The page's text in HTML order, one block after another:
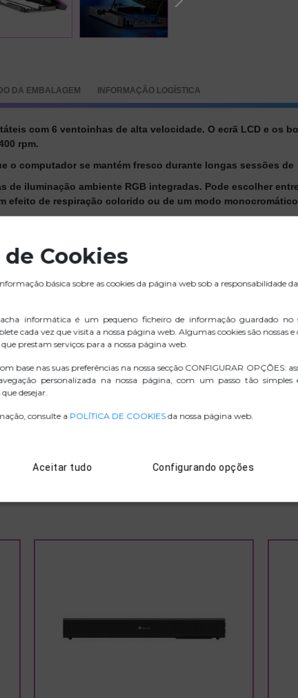
DA EMBALAGEM INFORMAÇÃO LOGÍSTICA
com 6 ventoinhas de alta velocidade. O ecrã LCD e os
rpm.
o computador se mantém fresco durante longas sessões
iluminação ambiente RGB integradas. Pode escolher
efeito de respiração colorido ou de um modo
para selecionar. Foi concebida para melhorar a sua
eficazmente a tensão nas suas costas e pescoço.
integrado, facilitando a consulta de informações
componentes de condensador, minimizando o ruído de
silencioso, sem ruídos incómodos.
adicionais, como periféricos (rato, teclado, etc.).
estabilidade do seu computador portátil, evitando
IMAGENS
Cookies
básica sobre as cookies da página web sob a responsabilidade
informática é um pequeno ficheiro de informação guardado no
cada vez que visita a nossa página web. Algumas cookies são nossas
prestam serviços para a nossa página web.
base nas suas preferências na nossa secção CONFIGURAR OPÇÕES:
personalizada na nossa página, com um passo tão
desejar.
consulte a POLÍTICA DE COOKIESda nossa página web.
Aceitar tudo Configurando opções